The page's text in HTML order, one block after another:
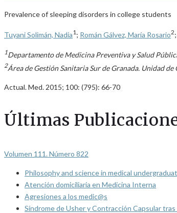
Prevalence of sleeping disorders in college students
Tuyani Solimán, Nadia1 ; Román Gálvez, María Rosario2;
1Departamento de Medicina Preventiva y Salud
2Área de Gestión Sanitaria Sur de Granada. Unidad
Actual. Med. 2015; 100: (795): 66-70
Últimas
Volumen 111. Número 822
Philosophy and science in medical
Atención domiciliaria en Medicina Interna
Agresiones a los medic@s
Síndrome de Usher y Contracción Capsular